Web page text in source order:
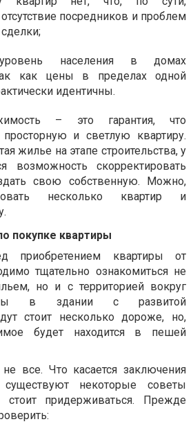
посредников и проблем
населения в домах
как цены в пределах одной
идентичны.
– это гарантия, что
просторную и светлую квартиру.
жилье на этапе строительства, у
возможность скорректировать
свою собственную. Можно,
несколько квартир и
покупке квартиры
приобретением квартиры от
тщательно ознакомиться не
но и с территорией вокруг
в здании с развитой
стоит несколько дороже, но,
будет находится в пешей
все. Что касается заключения
некоторые советы
стоит придерживаться. Прежде